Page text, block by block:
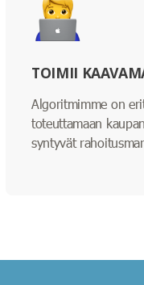
TOIMII
Algoritmimme on
toteuttamaan
syntyvät